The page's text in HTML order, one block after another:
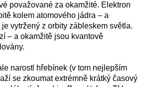
považované za okamžité. Elektron
kolem atomového jádra – a
vytržený z orbity zábleskem světla.
– a okamžitě jsou kvantově
narostl hřebínek (v tom nejlepším
se zkoumat extrémně krátký časový